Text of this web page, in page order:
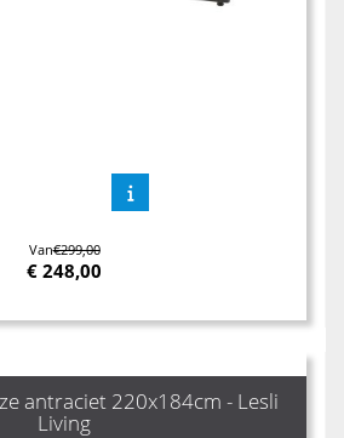
Van€299,00
€ 248,00
antraciet 220x184cm - Lesli
Living